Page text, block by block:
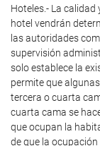
Hoteles.- La calidad
hotel vendrán
las autoridades
supervisión
solo establece la
permite que
tercera o cuarta
cuarta cama se
que ocupan la
de que la